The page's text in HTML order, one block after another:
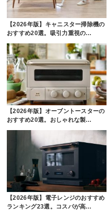
【2026年版】キャニスター掃除機の
おすすめ20選。吸引力重視の…
【2026年版】オーブントースターの
おすすめ20選。おしゃれな製…
【2026年版】電子レンジのおすすめ
ランキング23選。コスパが高…